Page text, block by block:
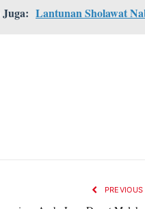
Lantunan Sholawat